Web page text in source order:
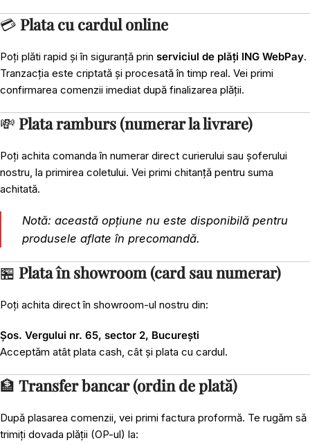
💳 Plata cu cardul online
Poți plăti rapid și în siguranță prin serviciul de plăți ING WebPay.
Tranzacția este criptată și procesată în timp real. Vei primi
confirmarea comenzii imediat după finalizarea plății.
💸 Plata ramburs (numerar la livrare)
Poți achita comanda în numerar direct curierului sau șoferului
nostru, la primirea coletului. Vei primi chitanță pentru suma
achitată.
Notă: această opțiune nu este disponibilă pentru
produsele aflate în precomandă.
🏪 Plata în showroom (card sau numerar)
Poți achita direct în showroom-ul nostru din:
Șos. Vergului nr. 65, sector 2, București
Acceptăm atât plata cash, cât și plata cu cardul.
🏦 Transfer bancar (ordin de plată)
După plasarea comenzii, vei primi factura proformă. Te rugăm să
trimiți dovada plății (OP-ul) la: